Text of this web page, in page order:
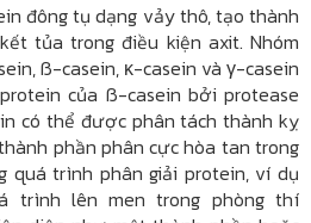
đông tụ dạng vảy thô, tạo thành
tủa trong điều kiện axit. Nhóm
ß-casein, κ-casein và γ-casein
của ß-casein bởi protease
có thể được phân tách thành kỵ
phần phân cực hòa tan trong
quá trình phân giải protein, ví dụ
trình lên men trong phòng thí